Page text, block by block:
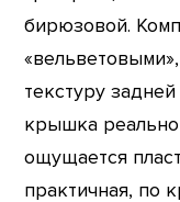
бирюзовой.
текстуру
крышка
ощущается
практичная, по